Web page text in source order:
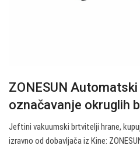
ZONESUN
označavanje okruglih
Jeftini vakuumski brtvitelji hrane,
izravno od dobavljača iz Kine: